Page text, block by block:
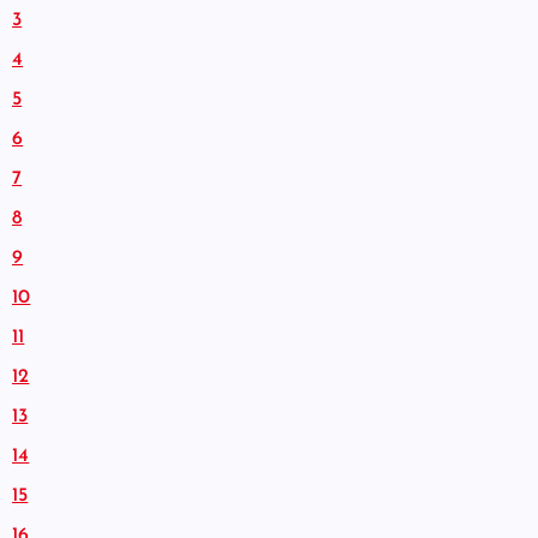
3
4
5
6
7
8
9
10
11
12
13
14
15